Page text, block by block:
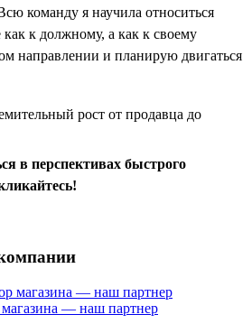
команду я научила относиться
как к должному, а как к своему
направлении и планирую двигаться
в перспективах быстрого
магазина — наш партнер